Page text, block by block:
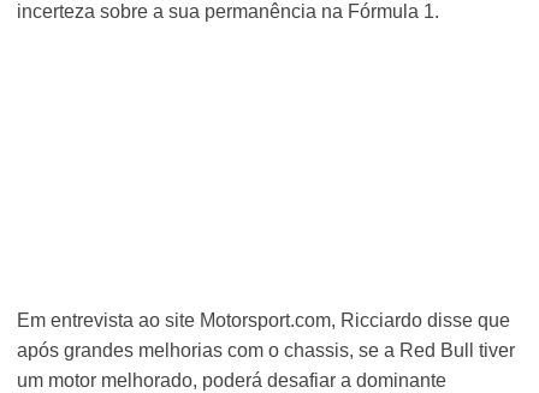
incerteza sobre a sua permanência na Fórmula 1.
Em entrevista ao site Motorsport.com, Ricciardo disse que
após grandes melhorias com o chassis, se a Red Bull tiver
um motor melhorado, poderá desafiar a dominante